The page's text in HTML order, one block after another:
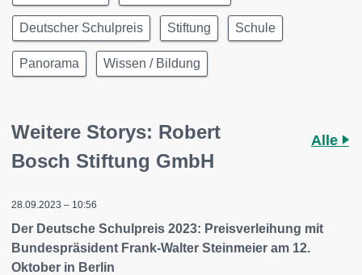
Deutscher Schulpreis Stiftung Schule
Panorama Wissen / Bildung
Weitere Storys: Robert
Bosch Stiftung GmbH
Alle
28.09.2023 – 10:56
Der Deutsche Schulpreis 2023: Preisverleihung mit
Bundespräsident Frank-Walter Steinmeier am 12.
Oktober in Berlin